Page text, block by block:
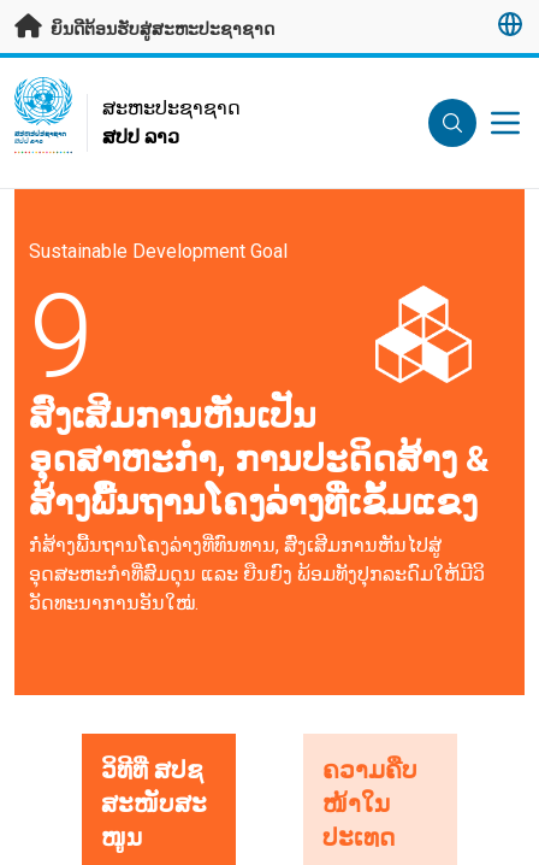
ຂ້າມຂໍ້ມູນຫຼັກ
ຍິນດີຕ້ອນຮັບສູ່ສະຫະປະຊາຊາດ
UN Logo
ສະ​ຫະ​ປະ​ຊາ​ຊາດ
ສປປ ລາວ
ສະ​ຫະ​ປະ​ຊາ​ຊາດ
ສປປ ລາວ
Sustainable Development Goal
9
ສົ່ງເສີມການຫັນເປັນ
ອຸດສາຫະກຳ, ການປະດິດສ້າງ &
ສ້າງພື້ນຖານໂຄງລ່າງທີ່ເຂັ້ມແຂງ
ກໍ່ສ້າງພື້ນຖານໂຄງລ່າງທີ່ທົນທານ, ສົ່ງເສີມການຫັນໄປສູ່
ອຸດສະຫະກຳທີ່ສົມດຸນ ແລະ ຍືນຍົງ ພ້ອມທັງປຸກລະດົມໃຫ້ມີວິ
ວັດທະນາການອັນໃໝ່.
ວິທີທີ່ ສປຊ
ສະໜັບສະ
ໜູນ
ຄວາມຄືບ
ໜ້າໃນ
ປະເທດ